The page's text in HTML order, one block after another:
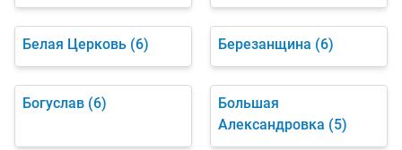
Белая Церковь (6) Березанщина (6)
Богуслав (6)
Большая
Александровка (5)